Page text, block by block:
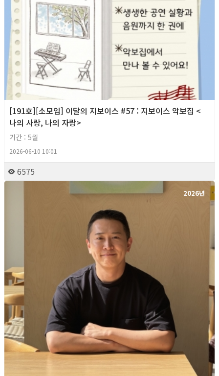
[191호][소모임] 이달의 지보이스 #57 : 지보이스 악보집 <
나의 사랑, 나의 자랑>
기간 : 5월
2026-06-10 10:01
6575
2026년